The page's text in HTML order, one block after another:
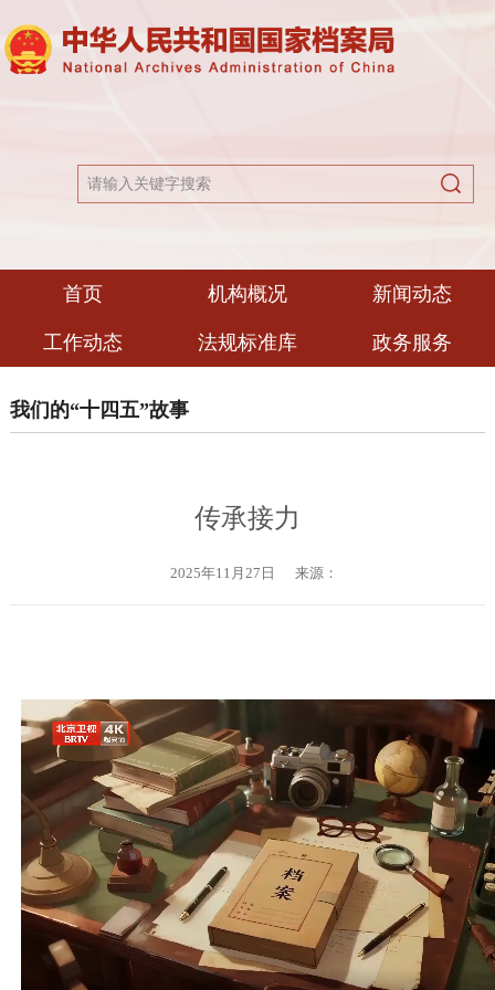
首页 机构概况 新闻动态
工作动态 法规标准库 政务服务
我们的“十四五”故事
传承接力
2025年11月27日 来源：